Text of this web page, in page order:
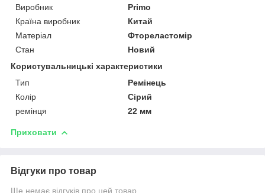
Виробник
Primo
Країна виробник
Китай
Матеріал
Фтореластомір
Стан
Новий
Користувальницькі характеристики
Тип
Ремінець
Колір
Сірий
ремінця
22 мм
Приховати
Відгуки про товар
Ще немає відгуків про цей товар